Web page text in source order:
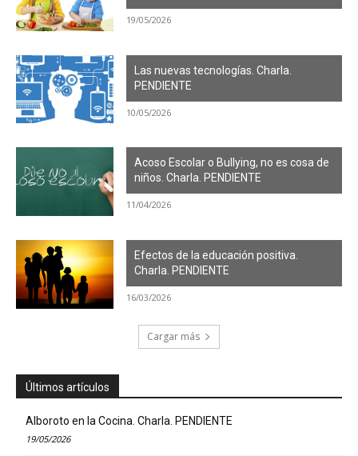
19/05/2026
Las nuevas tecnologías. Charla.
PENDIENTE
10/05/2026
Acoso Escolar o Bullying, no es cosa de
niños. Charla. PENDIENTE
11/04/2026
Efectos de la educación positiva.
Charla. PENDIENTE
16/03/2026
Cargar más
Últimos artículos
Alboroto en la Cocina. Charla. PENDIENTE
19/05/2026